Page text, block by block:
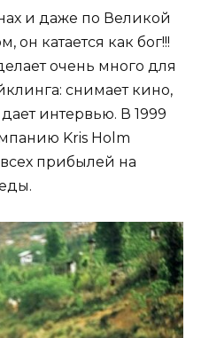
и даже по Великой
он катается как бог!!!
очень много для
снимает кино,
интервью. В 1999
Kris Holm
всех прибылей на